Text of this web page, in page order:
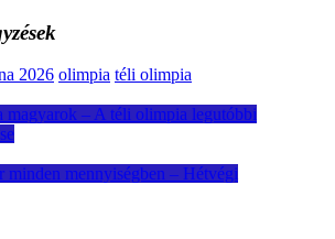
2026 olimpia téli olimpia
magyarok – A téli olimpia legutóbbi
minden mennyiségben – Hétvégi